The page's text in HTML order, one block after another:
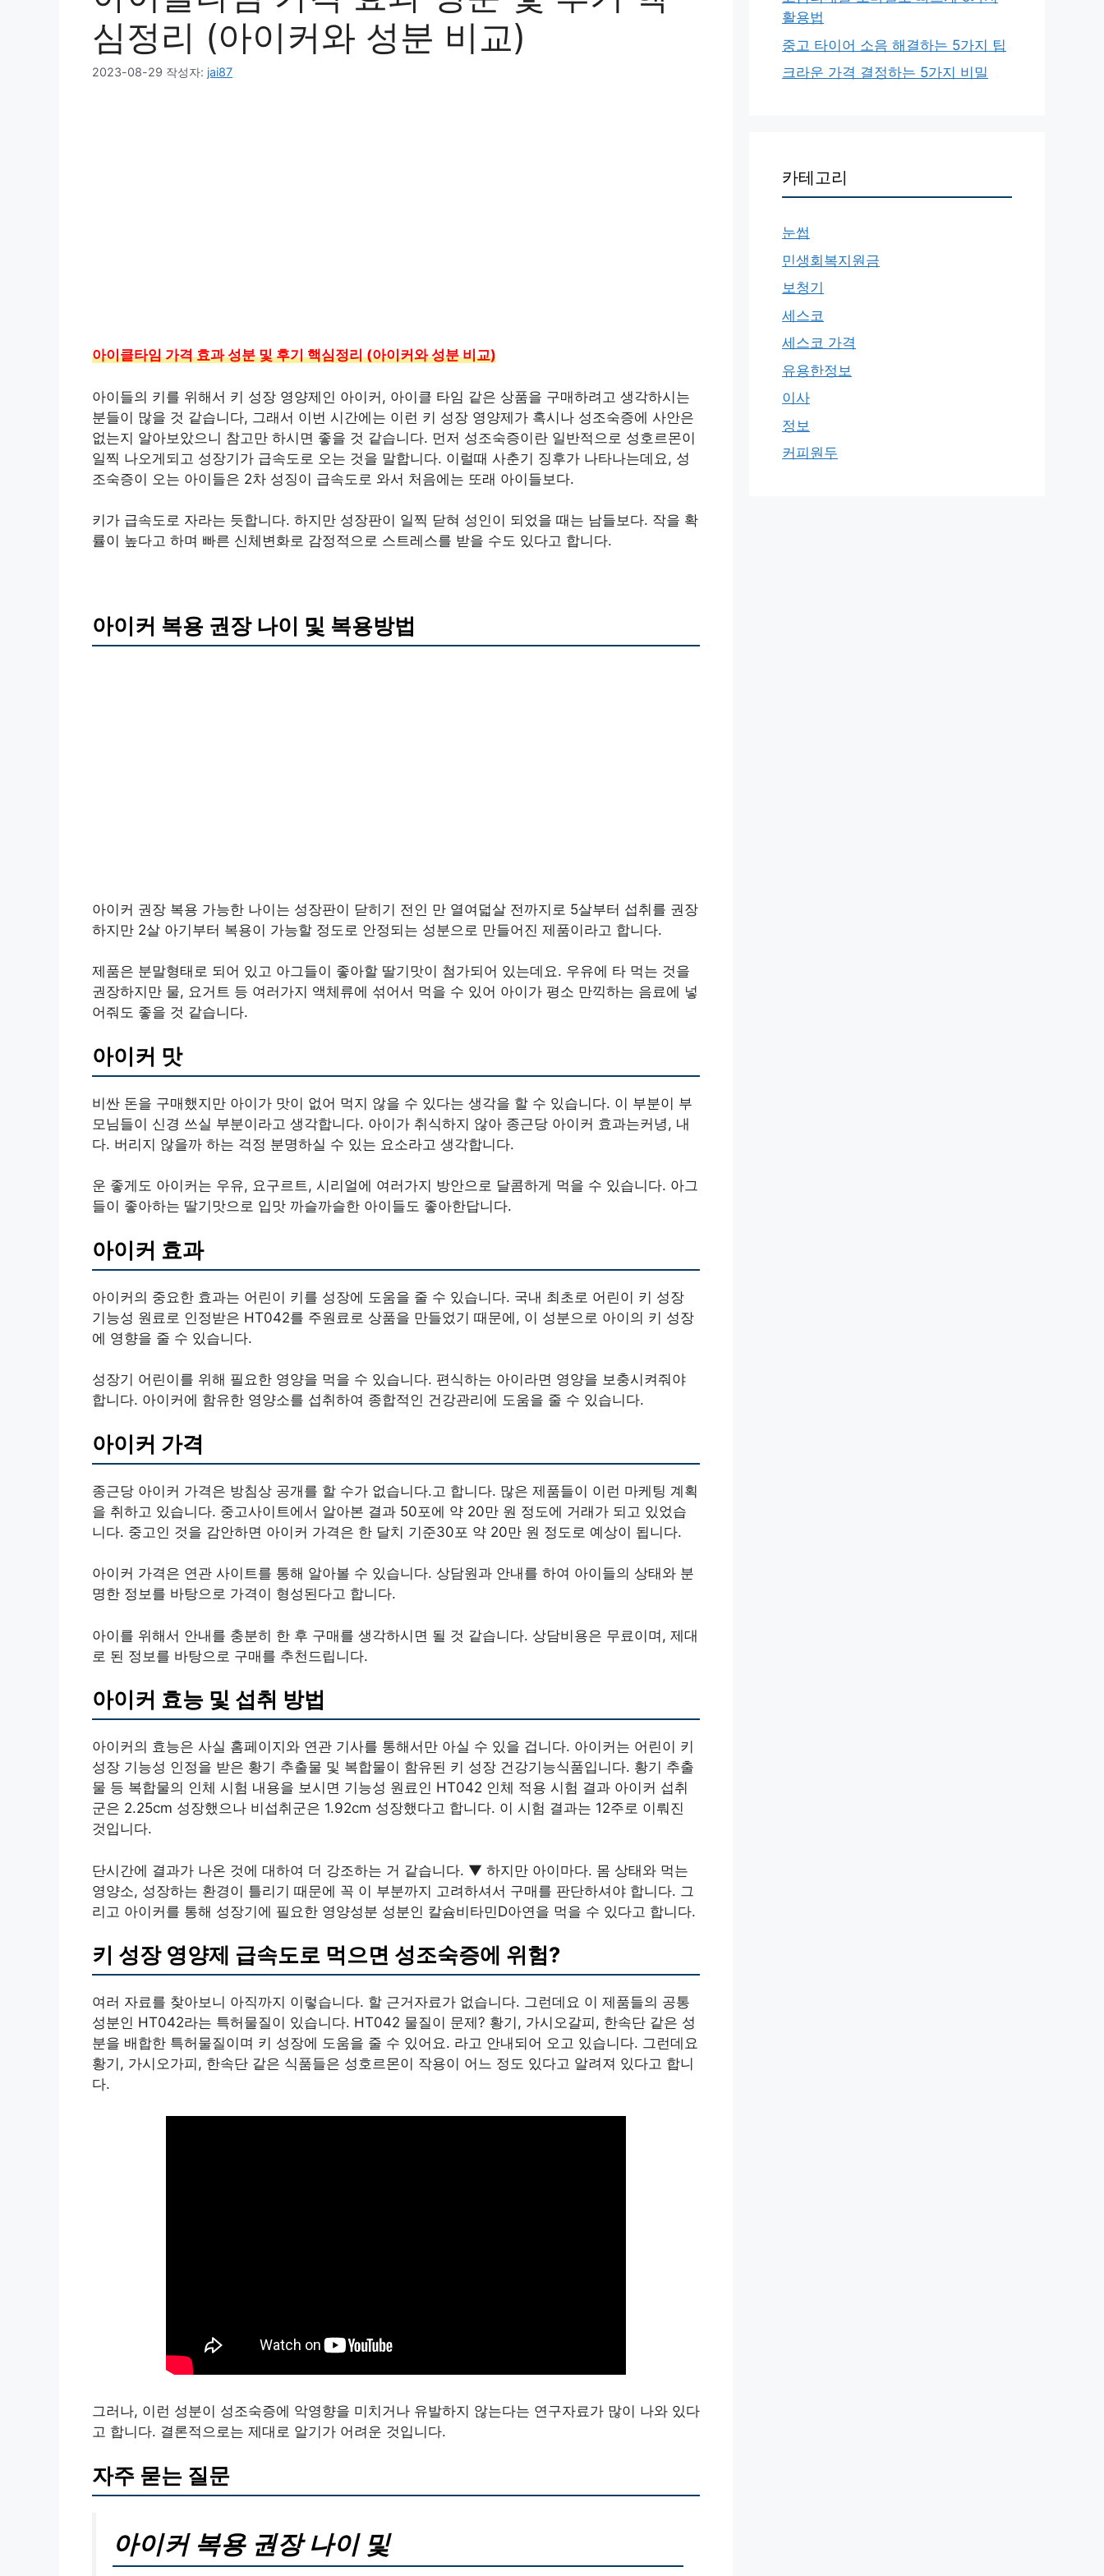
심정리 (아이커와 성분 비교)
2023-08-29 작성자: jai87
아이클타임 가격 효과 성분 및 후기 핵심정리 (아이커와 성분 비교)
아이들의 키를 위해서 키 성장 영양제인 아이커, 아이클 타임 같은 상품을 구매하려고 생각하시는
분들이 많을 것 같습니다, 그래서 이번 시간에는 이런 키 성장 영양제가 혹시나 성조숙증에 사안은
없는지 알아보았으니 참고만 하시면 좋을 것 같습니다. 먼저 성조숙증이란 일반적으로 성호르몬이
일찍 나오게되고 성장기가 급속도로 오는 것을 말합니다. 이럴때 사춘기 징후가 나타나는데요, 성
조숙증이 오는 아이들은 2차 성징이 급속도로 와서 처음에는 또래 아이들보다.
키가 급속도로 자라는 듯합니다. 하지만 성장판이 일찍 닫혀 성인이 되었을 때는 남들보다. 작을 확
률이 높다고 하며 빠른 신체변화로 감정적으로 스트레스를 받을 수도 있다고 합니다.
아이커 복용 권장 나이 및 복용방법
아이커 권장 복용 가능한 나이는 성장판이 닫히기 전인 만 열여덟살 전까지로 5살부터 섭취를 권장
하지만 2살 아기부터 복용이 가능할 정도로 안정되는 성분으로 만들어진 제품이라고 합니다.
제품은 분말형태로 되어 있고 아그들이 좋아할 딸기맛이 첨가되어 있는데요. 우유에 타 먹는 것을
권장하지만 물, 요거트 등 여러가지 액체류에 섞어서 먹을 수 있어 아이가 평소 만끽하는 음료에 넣
어줘도 좋을 것 같습니다.
아이커 맛
비싼 돈을 구매했지만 아이가 맛이 없어 먹지 않을 수 있다는 생각을 할 수 있습니다. 이 부분이 부
모님들이 신경 쓰실 부분이라고 생각합니다. 아이가 취식하지 않아 종근당 아이커 효과는커녕, 내
다. 버리지 않을까 하는 걱정 분명하실 수 있는 요소라고 생각합니다.
운 좋게도 아이커는 우유, 요구르트, 시리얼에 여러가지 방안으로 달콤하게 먹을 수 있습니다. 아그
들이 좋아하는 딸기맛으로 입맛 까슬까슬한 아이들도 좋아한답니다.
아이커 효과
아이커의 중요한 효과는 어린이 키를 성장에 도움을 줄 수 있습니다. 국내 최초로 어린이 키 성장
기능성 원료로 인정받은 HT042를 주원료로 상품을 만들었기 때문에, 이 성분으로 아이의 키 성장
에 영향을 줄 수 있습니다.
성장기 어린이를 위해 필요한 영양을 먹을 수 있습니다. 편식하는 아이라면 영양을 보충시켜줘야
합니다. 아이커에 함유한 영양소를 섭취하여 종합적인 건강관리에 도움을 줄 수 있습니다.
아이커 가격
종근당 아이커 가격은 방침상 공개를 할 수가 없습니다.고 합니다. 많은 제품들이 이런 마케팅 계획
을 취하고 있습니다. 중고사이트에서 알아본 결과 50포에 약 20만 원 정도에 거래가 되고 있었습
니다. 중고인 것을 감안하면 아이커 가격은 한 달치 기준30포 약 20만 원 정도로 예상이 됩니다.
아이커 가격은 연관 사이트를 통해 알아볼 수 있습니다. 상담원과 안내를 하여 아이들의 상태와 분
명한 정보를 바탕으로 가격이 형성된다고 합니다.
아이를 위해서 안내를 충분히 한 후 구매를 생각하시면 될 것 같습니다. 상담비용은 무료이며, 제대
로 된 정보를 바탕으로 구매를 추천드립니다.
아이커 효능 및 섭취 방법
아이커의 효능은 사실 홈페이지와 연관 기사를 통해서만 아실 수 있을 겁니다. 아이커는 어린이 키
성장 기능성 인정을 받은 황기 추출물 및 복합물이 함유된 키 성장 건강기능식품입니다. 황기 추출
물 등 복합물의 인체 시험 내용을 보시면 기능성 원료인 HT042 인체 적용 시험 결과 아이커 섭취
군은 2.25cm 성장했으나 비섭취군은 1.92cm 성장했다고 합니다. 이 시험 결과는 12주로 이뤄진
것입니다.
단시간에 결과가 나온 것에 대하여 더 강조하는 거 같습니다. ▼ 하지만 아이마다. 몸 상태와 먹는
영양소, 성장하는 환경이 틀리기 때문에 꼭 이 부분까지 고려하셔서 구매를 판단하셔야 합니다. 그
리고 아이커를 통해 성장기에 필요한 영양성분 성분인 칼슘비타민D아연을 먹을 수 있다고 합니다.
키 성장 영양제 급속도로 먹으면 성조숙증에 위험?
여러 자료를 찾아보니 아직까지 이렇습니다. 할 근거자료가 없습니다. 그런데요 이 제품들의 공통
성분인 HT042라는 특허물질이 있습니다. HT042 물질이 문제? 황기, 가시오갈피, 한속단 같은 성
분을 배합한 특허물질이며 키 성장에 도움을 줄 수 있어요. 라고 안내되어 오고 있습니다. 그런데요
황기, 가시오가피, 한속단 같은 식품들은 성호르몬이 작용이 어느 정도 있다고 알려져 있다고 합니
다.
그러나, 이런 성분이 성조숙증에 악영향을 미치거나 유발하지 않는다는 연구자료가 많이 나와 있다
고 합니다. 결론적으로는 제대로 알기가 어려운 것입니다.
자주 묻는 질문
아이커 복용 권장 나이 및
활용법
중고 타이어 소음 해결하는 5가지 팁
크라운 가격 결정하는 5가지 비밀
카테고리
눈썹
민생회복지원금
보청기
세스코
세스코 가격
유용한정보
이사
정보
커피원두